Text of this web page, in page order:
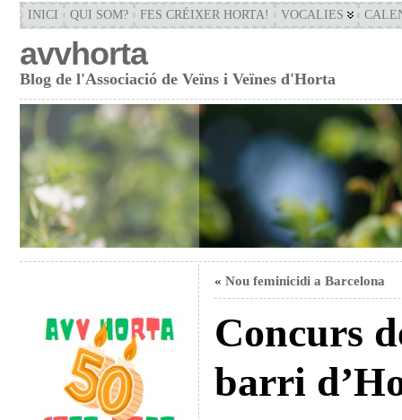
INICI QUI SOM? FES CRÉIXER HORTA! VOCALIES
avvhorta
Blog de l'Associació de Veïns i Veïnes d'Horta
« Nou feminicidi a Barcelona
Concurs
barri